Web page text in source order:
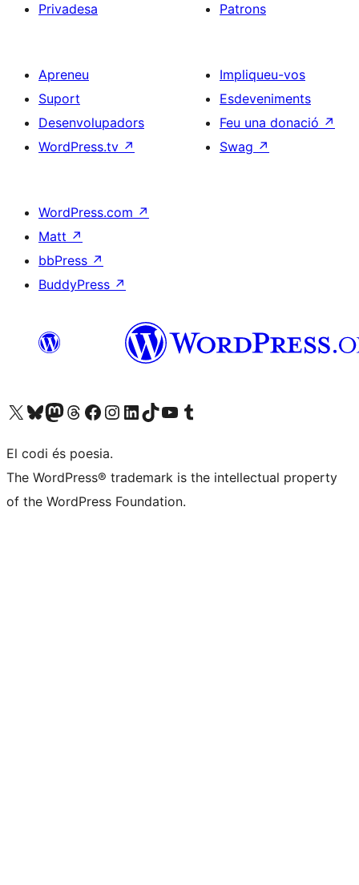
Privadesa
Patrons
Apreneu
Suport
Desenvolupadors
WordPress.tv ↗
Impliqueu-vos
Esdeveniments
Feu una donació ↗
Swag ↗
WordPress.com ↗
Matt ↗
bbPress ↗
BuddyPress ↗
Visiteu el nostre compte X (abans Twitter)
Visiteu el nostre compte de Bluesky
Visiteu el nostre compte al Mastodon
Visiteu el nostre compte de Threads
Visiteu la nostra pàgina al Facebook
Visiteu el nostre compte d'Instagram
Visiteu el nostre compte de LinkedIn
Visiteu el nostre compte de TikTok
Visiteu el nostre canal al YouTube
Visiteu el nostre compte de Tumblr
El codi és poesia.
The WordPress® trademark is the intellectual property
of the WordPress Foundation.